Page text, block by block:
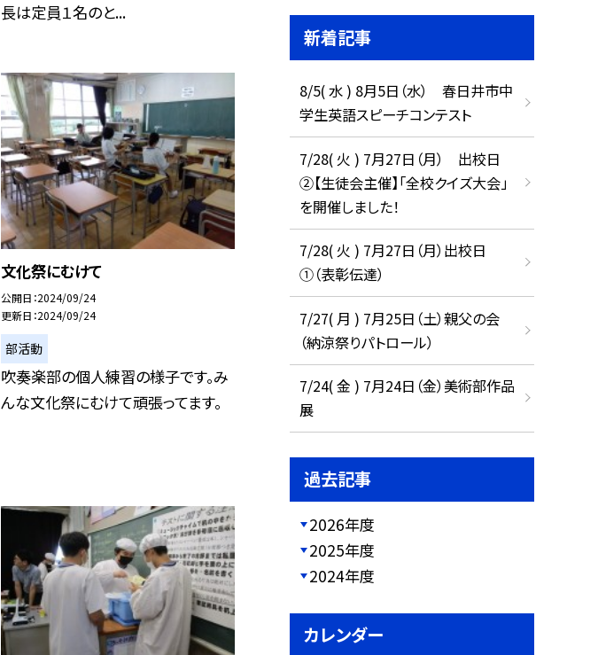
長は定員１名のと...
文化祭にむけて
公開日 2024/09/24
更新日 2024/09/24
部活動
吹奏楽部の個人練習の様子です。み
んな文化祭にむけて頑張ってます。
新着記事
8/5( 水 ) 8月5日（水） 春日井市中
学生英語スピーチコンテスト
7/28( 火 ) 7月27日（月） 出校日
②【生徒会主催】「全校クイズ大会」
を開催しました！
7/28( 火 ) 7月27日（月）出校日
①（表彰伝達）
7/27( 月 ) 7月25日（土）親父の会
（納涼祭りパトロール）
7/24( 金 ) 7月24日（金）美術部作品
展
過去記事
2026年度
2025年度
2024年度
カレンダー